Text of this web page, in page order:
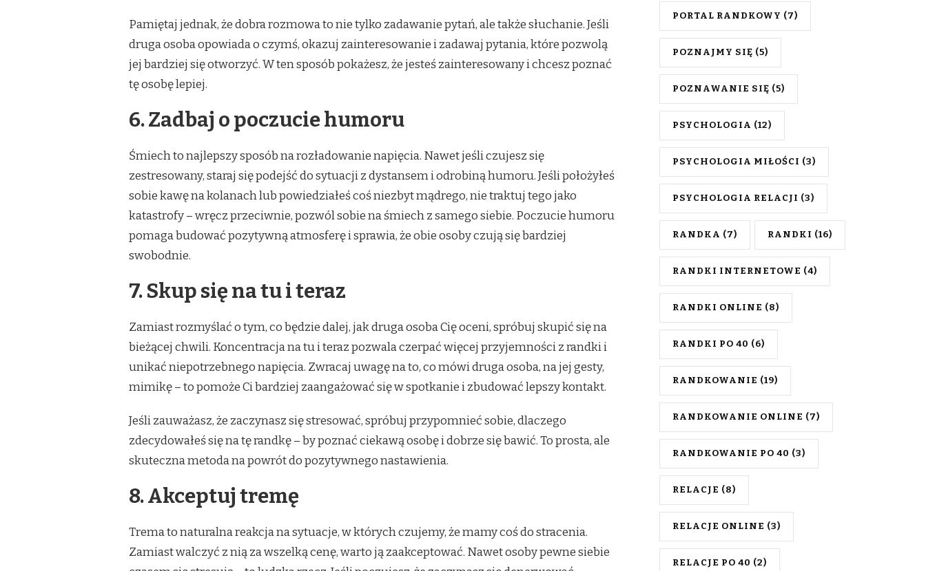
Pamiętaj jednak, że dobra rozmowa to nie tylko zadawanie pytań, ale także słuchanie. Jeśli
druga osoba opowiada o czymś, okazuj zainteresowanie i zadawaj pytania, które pozwolą
jej bardziej się otworzyć. W ten sposób pokażesz, że jesteś zainteresowany i chcesz poznać
tę osobę lepiej.
6. Zadbaj o poczucie humoru
Śmiech to najlepszy sposób na rozładowanie napięcia. Nawet jeśli czujesz się
zestresowany, staraj się podejść do sytuacji z dystansem i odrobiną humoru. Jeśli położyłeś
sobie kawę na kolanach lub powiedziałeś coś niezbyt mądrego, nie traktuj tego jako
katastrofy – wręcz przeciwnie, pozwól sobie na śmiech z samego siebie. Poczucie humoru
pomaga budować pozytywną atmosferę i sprawia, że obie osoby czują się bardziej
swobodnie.
7. Skup się na tu i teraz
Zamiast rozmyślać o tym, co będzie dalej, jak druga osoba Cię oceni, spróbuj skupić się na
bieżącej chwili. Koncentracja na tu i teraz pozwala czerpać więcej przyjemności z randki i
unikać niepotrzebnego napięcia. Zwracaj uwagę na to, co mówi druga osoba, na jej gesty,
mimikę – to pomoże Ci bardziej zaangażować się w spotkanie i zbudować lepszy kontakt.
Jeśli zauważasz, że zaczynasz się stresować, spróbuj przypomnieć sobie, dlaczego
zdecydowałeś się na tę randkę – by poznać ciekawą osobę i dobrze się bawić. To prosta, ale
skuteczna metoda na powrót do pozytywnego nastawienia.
8. Akceptuj tremę
Trema to naturalna reakcja na sytuacje, w których czujemy, że mamy coś do stracenia.
Zamiast walczyć z nią za wszelką cenę, warto ją zaakceptować. Nawet osoby pewne siebie
PORTAL RANDKOWY (7)
POZNAJMY SIĘ (5)
POZNAWANIE SIĘ (5)
PSYCHOLOGIA (12)
PSYCHOLOGIA MIŁOŚCI (3)
PSYCHOLOGIA RELACJI (3)
RANDKA (7) RANDKI (16)
RANDKI INTERNETOWE (4)
RANDKI ONLINE (8)
RANDKI PO 40 (6)
RANDKOWANIE (19)
RANDKOWANIE ONLINE (7)
RANDKOWANIE PO 40 (3)
RELACJE (8)
RELACJE ONLINE (3)
RELACJE PO 40 (2)